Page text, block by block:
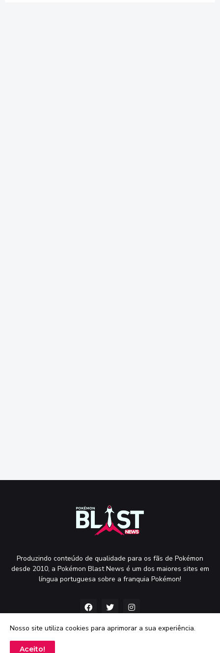
Produzindo conteúdo de qualidade para os fãs de Pokémon
desde 2010, a Pokémon Blast News é um dos maiores sites em
língua portuguesa sobre a franquia Pokémon!
Nosso site utiliza cookies para aprimorar a sua experiência.
Aceito!